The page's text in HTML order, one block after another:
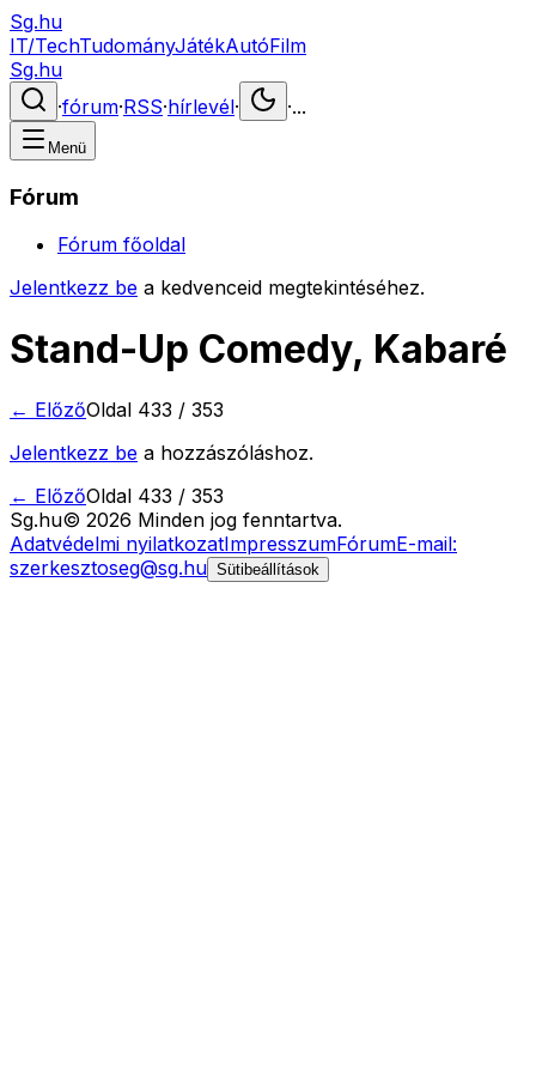
Sg.hu
IT/TechTudományJátékAutóFilm
Sg.hu
·fórum·RSS·hírlevél· ·...
Menü
Fórum
Fórum főoldal
Jelentkezz be a kedvenceid megtekintéséhez.
Stand-Up Comedy, Kabaré
← ElőzőOldal 433 / 353
Jelentkezz be a hozzászóláshoz.
← ElőzőOldal 433 / 353
Sg.hu© 2026 Minden jog fenntartva.
Adatvédelmi nyilatkozatImpresszumFórumE-mail:
szerkesztoseg@sg.hu Sütibeállítások